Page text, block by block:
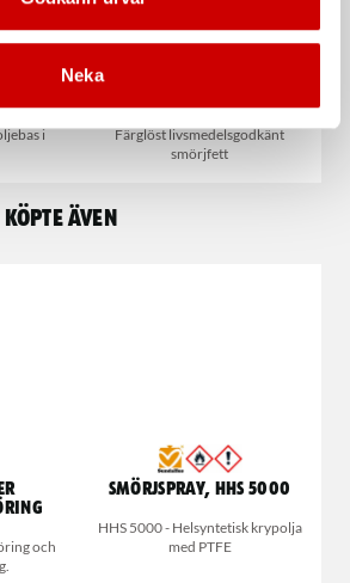
Neka
i
Färglöst livsmedelsgodkänt
smörjfett
köpte även
och
Smörjspray, HHS 5000
HHS 5000 - Helsyntetisk krypolja
med PTFE